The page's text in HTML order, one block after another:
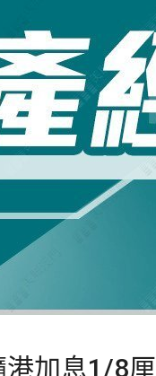
港加息1/8厘